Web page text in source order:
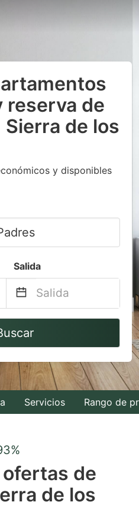
reserva de
de los
y disponibles
Salida
Navigate
to
interact
with
the
a
date.
Servicios Rango de
de
de los